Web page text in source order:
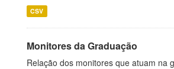
CSV
Monitores da Graduação
Relação dos monitores que atuam na